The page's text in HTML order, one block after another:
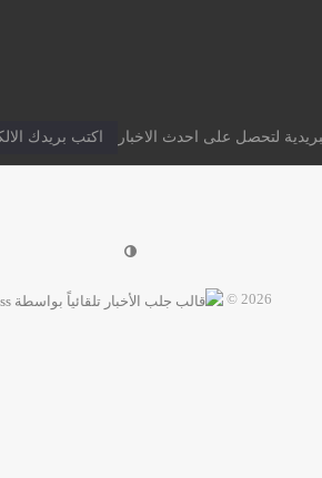
لتحصل على احدث الاخبار
2026 ©